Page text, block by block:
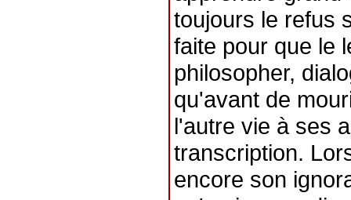
toujours le refus
faite pour que le
philosopher,
qu'avant de
l'autre vie à ses
transcription.
encore son